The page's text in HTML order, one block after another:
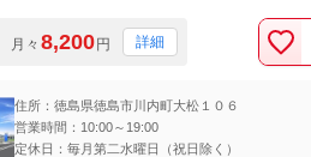
月々 8,200円 詳細
住所：徳島県徳島市川内町大松１０６
営業時間：10:00～19:00
定休日：毎月第二水曜日（祝日除く）